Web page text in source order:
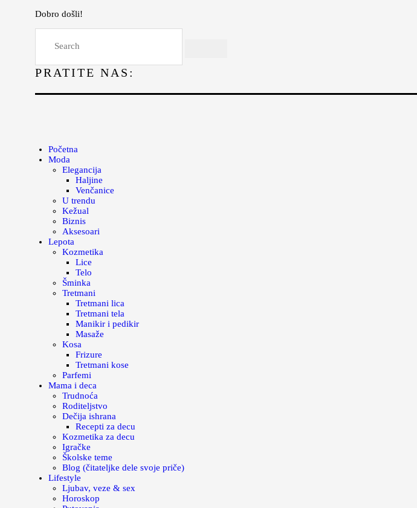
Dobro došli!
PRATITE NAS:
Početna
Moda
Elegancija
Haljine
Venčanice
U trendu
Kežual
Biznis
Aksesoari
Lepota
Kozmetika
Lice
Telo
Šminka
Tretmani
Tretmani lica
Tretmani tela
Manikir i pedikir
Masaže
Kosa
Frizure
Tretmani kose
Parfemi
Mama i deca
Trudnoća
Roditeljstvo
Dečija ishrana
Recepti za decu
Kozmetika za decu
Igračke
Školske teme
Blog (čitateljke dele svoje priče)
Lifestyle
Ljubav, veze & sex
Horoskop
Lepota
Kuhinja
Magazin